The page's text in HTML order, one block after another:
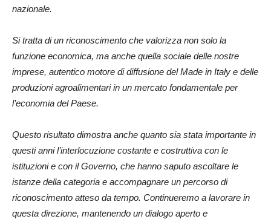
nazionale.
Si tratta di un riconoscimento che valorizza non solo la
funzione economica, ma anche quella sociale delle nostre
imprese, autentico motore di diffusione del Made in Italy e delle
produzioni agroalimentari in un mercato fondamentale per
l’economia del Paese.
Questo risultato dimostra anche quanto sia stata importante in
questi anni l’interlocuzione costante e costruttiva con le
istituzioni e con il Governo, che hanno saputo ascoltare le
istanze della categoria e accompagnare un percorso di
riconoscimento atteso da tempo. Continueremo a lavorare in
questa direzione, mantenendo un dialogo aperto e